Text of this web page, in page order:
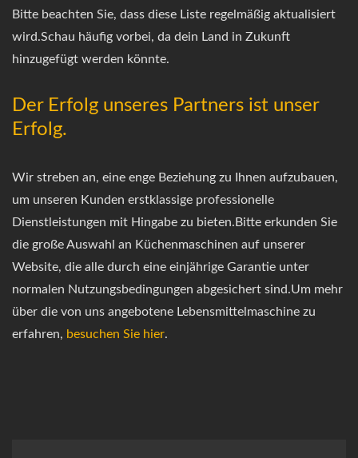
Bitte beachten Sie, dass diese Liste regelmäßig aktualisiert
wird.Schau häufig vorbei, da dein Land in Zukunft
hinzugefügt werden könnte.
Der Erfolg unseres Partners ist unser
Erfolg.
Wir streben an, eine enge Beziehung zu Ihnen aufzubauen,
um unseren Kunden erstklassige professionelle
Dienstleistungen mit Hingabe zu bieten.Bitte erkunden Sie
die große Auswahl an Küchenmaschinen auf unserer
Website, die alle durch eine einjährige Garantie unter
normalen Nutzungsbedingungen abgesichert sind.Um mehr
über die von uns angebotene Lebensmittelmaschine zu
erfahren, besuchen Sie hier.